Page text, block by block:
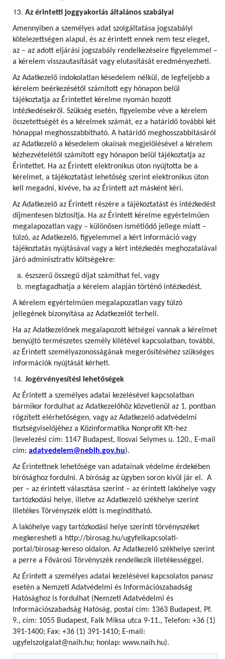
Az érintetti joggyakorlás általános szabályai
Amennyiben a személyes adat szolgáltatása jogszabályi
kötelezettségen alapul, és az érintett ennek nem tesz eleget,
az – az adott eljárási jogszabály rendelkezéseire figyelemmel –
a kérelem visszautasítását vagy elutasítását eredményezheti.
Az Adatkezelő indokolatlan késedelem nélkül, de legfeljebb a
kérelem beérkezésétől számított egy hónapon belül
tájékoztatja az Érintettet kérelme nyomán hozott
intézkedésekről. Szükség esetén, figyelembe véve a kérelem
összetettségét és a kérelmek számát, ez a határidő további két
hónappal meghosszabbítható. A határidő meghosszabbításáról
az Adatkezelő a késedelem okainak megjelölésével a kérelem
kézhezvételétől számított egy hónapon belül tájékoztatja az
Érintettet. Ha az Érintett elektronikus úton nyújtotta be a
kérelmet, a tájékoztatást lehetőség szerint elektronikus úton
kell megadni, kivéve, ha az Érintett azt másként kéri.
Az Adatkezelő az Érintett részére a tájékoztatást és intézkedést
díjmentesen biztosítja. Ha az Érintett kérelme egyértelműen
megalapozatlan vagy – különösen ismétlődő jellege miatt –
túlzó, az Adatkezelő, figyelemmel a kért információ vagy
tájékoztatás nyújtásával vagy a kért intézkedés meghozatalával
járó adminisztratív költségekre:
észszerű összegű díjat számíthat fel, vagy
megtagadhatja a kérelem alapján történő intézkedést.
A kérelem egyértelműen megalapozatlan vagy túlzó
jellegének bizonyítása az Adatkezelőt terheli.
Ha az Adatkezelőnek megalapozott kétségei vannak a kérelmet
benyújtó természetes személy kilétével kapcsolatban, további,
az Érintett személyazonosságának megerősítéséhez szükséges
információk nyújtását kérheti.
Jogérvényesítési lehetőségek
Az Érintett a személyes adatai kezelésével kapcsolatban
bármikor fordulhat az Adatkezelőhöz közvetlenül az 1. pontban
rögzített elérhetőségen, vagy az Adatkezelő adatvédelmi
tisztségviselőjéhez a Közinformatika Nonprofit Kft-hez
(levelezési cím: 1147 Budapest, Ilosvai Selymes u. 120., E-mail
cím: adatvedelem@nebih.gov.hu).
Az Érintettnek lehetősége van adatainak védelme érdekében
bírósághoz fordulni. A bíróság az ügyben soron kívül jár el. A
per – az érintett választása szerint – az érintett lakóhelye vagy
tartózkodási helye, illetve az Adatkezelő székhelye szerint
illetékes Törvényszék előtt is megindítható.
A lakóhelye vagy tartózkodási helye szerinti törvényszéket
megkeresheti a http://birosag.hu/ugyfelkapcsolati-
portal/birosag-kereso oldalon. Az Adatkezelő székhelye szerint
a perre a Fővárosi Törvényszék rendelkezik illetékességgel.
Az Érintett a személyes adatai kezelésével kapcsolatos panasz
esetén a Nemzeti Adatvédelmi és Információszabadság
Hatósághoz is fordulhat (Nemzeti Adatvédelmi és
Információszabadság Hatóság, postai cím: 1363 Budapest, Pf.
9., cím: 1055 Budapest, Falk Miksa utca 9-11., Telefon: +36 (1)
391-1400; Fax: +36 (1) 391-1410; E-mail:
ugyfelszolgalat@naih.hu; honlap: www.naih.hu).